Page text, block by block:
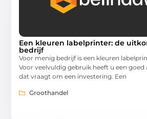
Een kleuren labelprinter: de
bedrijf
Voor menig bedrijf is een kleuren
Voor veelvuldig gebruik heeft u een goed
dat vraagt om een investering. Een
Groothandel